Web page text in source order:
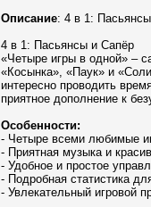
Описание: 4 в 1:
4 в 1: Пасьянсы и Сапёр
«Четыре игры в одной» –
«Косынка», «Паук» и
интересно проводить
приятное дополнение к
Особенности:
- Четыре всеми любимые
- Приятная музыка и
- Удобное и простое
- Подробная статистика
- Увлекательный игровой